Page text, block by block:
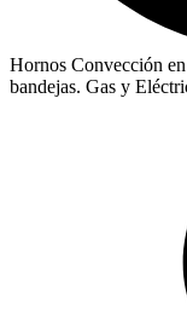
Hornos Convección
bandejas. Gas y